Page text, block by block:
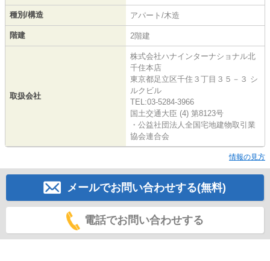
種別/構造 アパート/木造
階建 2階建
取扱会社
株式会社ハナインターナショナル北
千住本店
東京都足立区千住３丁目３５－３ シ
ルクビル
TEL:03-5284-3966
国土交通大臣 (4) 第8123号
・公益社団法人全国宅地建物取引業
協会連合会
情報の見方
メールでお問い合わせする(無料)
電話でお問い合わせする